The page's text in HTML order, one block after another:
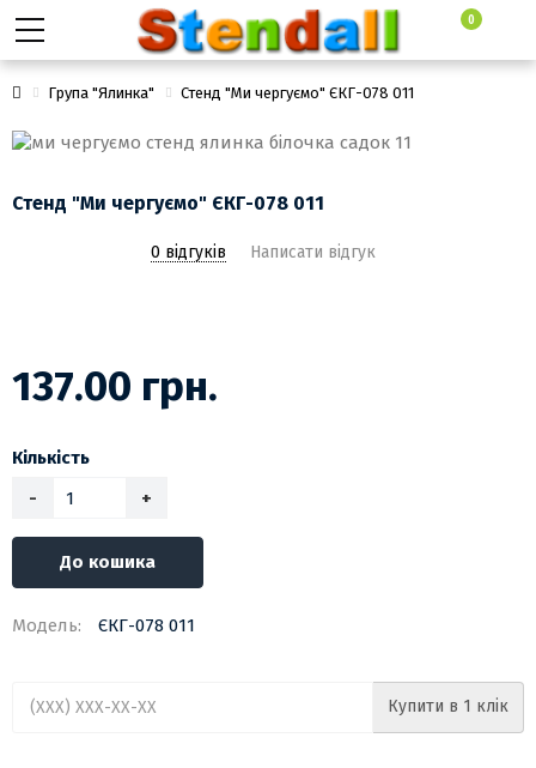
0
Група "Ялинка" Стенд "Ми чергуємо" ЄКГ-078 011
Стенд "Ми чергуємо" ЄКГ-078 011
0 відгуків Написати відгук
137.00 грн.
Кількість
-
+
До кошика
Модель: ЄКГ-078 011
Купити в 1 клік